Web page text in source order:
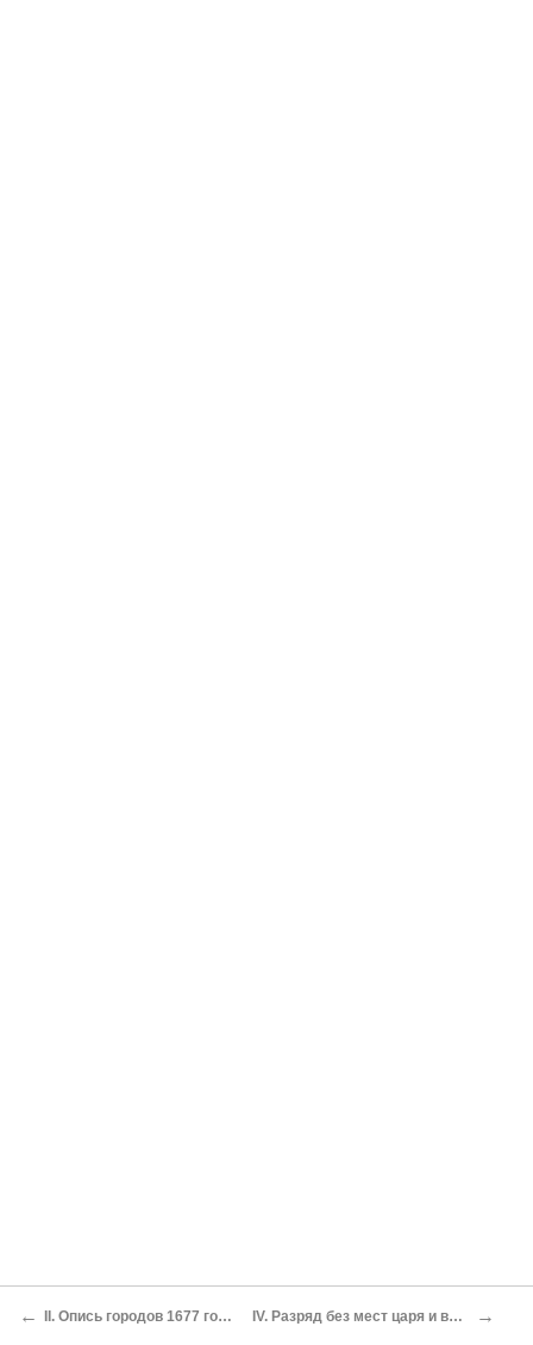
← II. Опись городов 1677 года (хранящаяся между Приказными делами Московского архива минист. иностран. дел) IV. Разряд без мест царя и великого князя Феодора Алексеевича всеа Великия и Малыя и Белыя Роси самодержца 190 году →